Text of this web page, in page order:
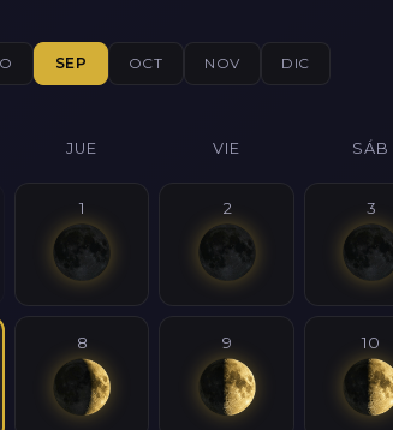
SEP OCT NOV DIC
JUE VIE SÁB
1 2 3
8 9 10